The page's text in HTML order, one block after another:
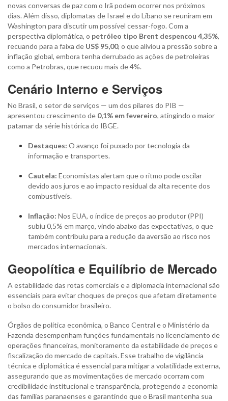
novas conversas de paz com o Irã podem ocorrer nos próximos
dias. Além disso, diplomatas de Israel e do Líbano se reuniram em
Washington para discutir um possível cessar-fogo. Com a
perspectiva diplomática, o petróleo tipo Brent despencou 4,35%,
recuando para a faixa de US$ 95,00, o que aliviou a pressão sobre a
inflação global, embora tenha derrubado as ações de petroleiras
como a Petrobras, que recuou mais de 4%.
Cenário Interno e Serviços
No Brasil, o setor de serviços — um dos pilares do PIB —
apresentou crescimento de 0,1% em fevereiro, atingindo o maior
patamar da série histórica do IBGE.
Destaques: O avanço foi puxado por tecnologia da
informação e transportes.
Cautela: Economistas alertam que o ritmo pode oscilar
devido aos juros e ao impacto residual da alta recente dos
combustíveis.
Inflação: Nos EUA, o índice de preços ao produtor (PPI)
subiu 0,5% em março, vindo abaixo das expectativas, o que
também contribuiu para a redução da aversão ao risco nos
mercados internacionais.
Geopolítica e Equilíbrio de Mercado
A estabilidade das rotas comerciais e a diplomacia internacional são
essenciais para evitar choques de preços que afetam diretamente
o bolso do consumidor brasileiro.
Órgãos de política econômica, o Banco Central e o Ministério da
Fazenda desempenham funções fundamentais no licenciamento de
operações financeiras, monitoramento da estabilidade de preços e
fiscalização do mercado de capitais. Esse trabalho de vigilância
técnica e diplomática é essencial para mitigar a volatilidade externa,
assegurando que as movimentações de mercado ocorram com
credibilidade institucional e transparência, protegendo a economia
das famílias paranaenses e garantindo que o Brasil mantenha sua